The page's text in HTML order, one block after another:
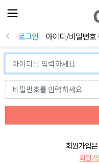
전
체
뉴
열
로그인 아이디/비밀번호
회원가입
회원가